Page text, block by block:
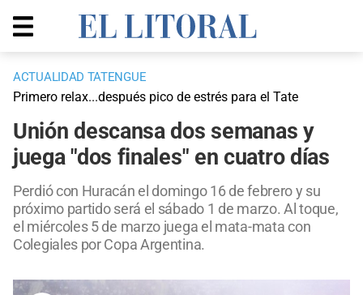
ACTUALIDAD TATENGUE
Primero relax...después pico de estrés para el Tate
Unión descansa dos semanas y
juega "dos finales" en cuatro días
Perdió con Huracán el domingo 16 de febrero y su
próximo partido será el sábado 1 de marzo. Al toque,
el miércoles 5 de marzo juega el mata-mata con
Colegiales por Copa Argentina.